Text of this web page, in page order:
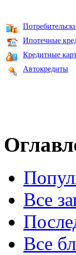
Ипотечные
Кредитные
Автокредиты
Все
Все